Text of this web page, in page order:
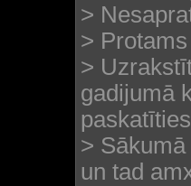
>
>
>
gadijumā
>
un tad